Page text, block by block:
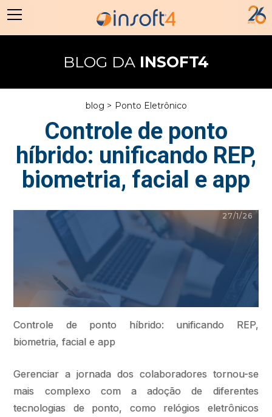
BLOG DAINSOFT4
blog > Ponto Eletrônico
Controle de ponto
híbrido: unificando REP,
biometria, facial e app
27/1/26
Controle de ponto híbrido: unificando REP,
biometria, facial e app
Gerenciar a jornada dos colaboradores tornou-se
mais complexo com a adoção de diferentes
tecnologias de ponto, como relógios eletrônicos